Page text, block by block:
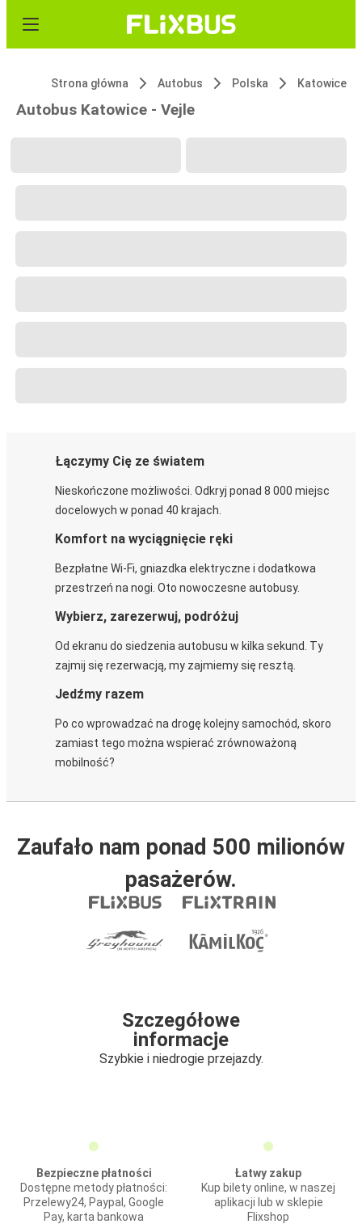
Strona główna Autobus Polska Katowice
Autobus Katowice - Vejle
Łączymy Cię ze światem
Nieskończone możliwości. Odkryj ponad 8 000 miejsc
docelowych w ponad 40 krajach.
Komfort na wyciągnięcie ręki
Bezpłatne Wi-Fi, gniazdka elektryczne i dodatkowa
przestrzeń na nogi. Oto nowoczesne autobusy.
Wybierz, zarezerwuj, podróżuj
Od ekranu do siedzenia autobusu w kilka sekund. Ty
zajmij się rezerwacją, my zajmiemy się resztą.
Jedźmy razem
Po co wprowadzać na drogę kolejny samochód, skoro
zamiast tego można wspierać zrównoważoną
mobilność?
Zaufało nam ponad 500 milionów
pasażerów.
Szczegółowe
informacje
Szybkie i niedrogie przejazdy.
Bezpieczne płatności
Dostępne metody płatności:
Przelewy24, Paypal, Google
Pay, karta bankowa
Łatwy zakup
Kup bilety online, w naszej
aplikacji lub w sklepie
Flixshop